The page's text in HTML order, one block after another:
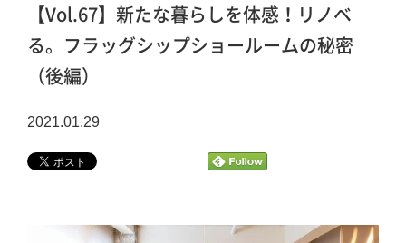
【Vol.67】新たな暮らしを体感！リノベ
る。フラッグシップショールームの秘密
（後編）
2021.01.29